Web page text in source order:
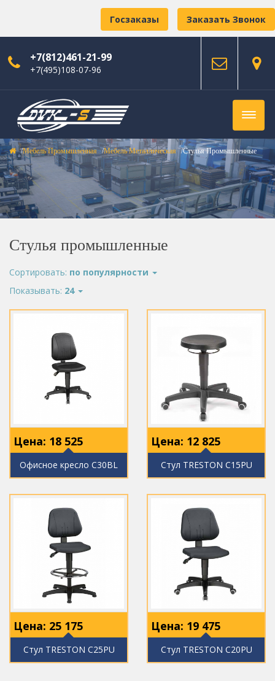
Заказать Звонок
Госзаказы
+7(812)461-21-99
+7(495)108-07-96
Мебель Промышленная Мебель Металлическая Стулья Промышленные
Стулья промышленные
Сортировать: по популярности
Показывать: 24
Цена: 18 525
Офисное кресло C30BL
Цена: 12 825
Стул TRESTON C15PU
Цена: 25 175
Стул TRESTON C25PU
Цена: 19 475
Стул TRESTON C20PU